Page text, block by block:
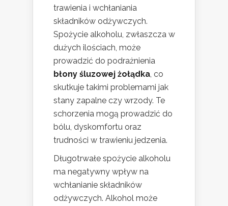
trawienia i wchłaniania
składników odżywczych.
Spożycie alkoholu, zwłaszcza w
dużych ilościach, może
prowadzić do podrażnienia
błony śluzowej żołądka, co
skutkuje takimi problemami jak
stany zapalne czy wrzody. Te
schorzenia mogą prowadzić do
bólu, dyskomfortu oraz
trudności w trawieniu jedzenia.
Długotrwałe spożycie alkoholu
ma negatywny wpływ na
wchłanianie składników
odżywczych. Alkohol może